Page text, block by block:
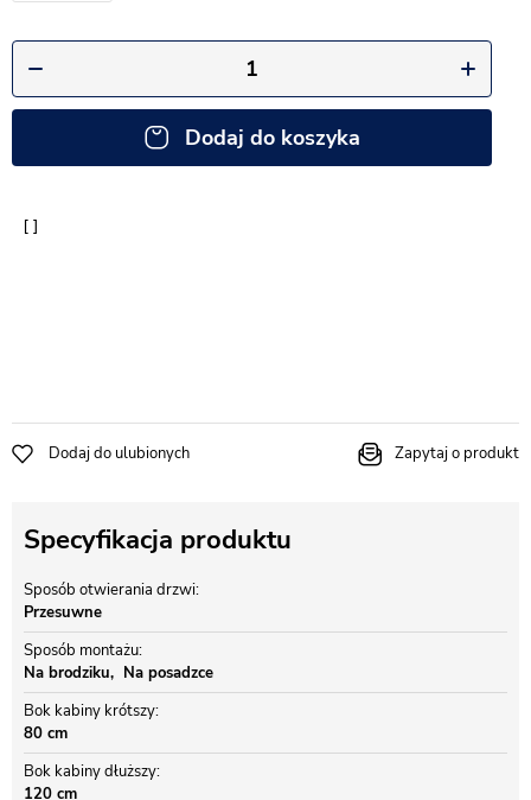
Dodaj do koszyka
Dodaj do ulubionych Zapytaj o produkt
Specyfikacja produktu
Sposób otwierania drzwi
Przesuwne
Sposób montażu
Na brodziku
Na posadzce
Bok kabiny krótszy
80 cm
Bok kabiny dłuższy
120 cm